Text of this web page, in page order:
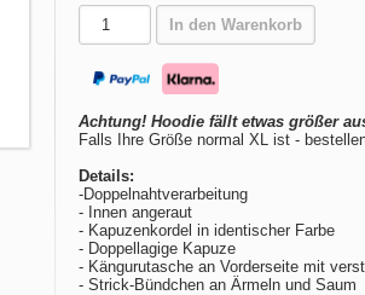
In den Warenkorb
Achtung! Hoodie fällt etwas größer
Falls Ihre Größe normal XL ist -
Details:
-Doppelnahtverarbeitung
- Innen angeraut
- Kapuzenkordel in identischer Farbe
- Doppellagige Kapuze
- Kängurutasche an Vorderseite mit
- Strick-Bündchen an Ärmeln und Saum